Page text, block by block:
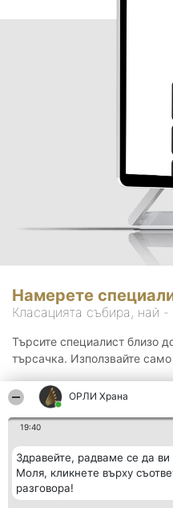
ОРЛИ Храна
19:40
Здравейте, радваме се да
Моля, кликнете върху
разговора!
Намерете
Класацията събира, най
Търсите специалист близо
търсачка. Използвайте